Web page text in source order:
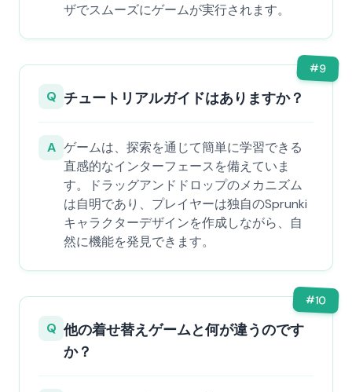
ザでスムーズにゲームが実行されます。
#9
Q チュートリアルガイドはありますか？
A ゲームは、探索を通じて簡単に学習できる
直感的なインターフェースを備えていま
す。ドラッグアンドドロップのメカニズム
は自明であり、プレイヤーは独自のSprunki
キャラクターデザインを作成しながら、自
然に機能を発見できます。
#10
Q 他の着せ替えゲームと何が違うのです
か？